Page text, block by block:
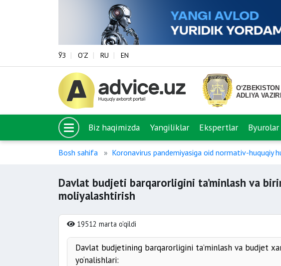
ЎЗ O‘Z RU EN
Biz haqimizda Yangiliklar Ekspertlar Byurolar
Bosh sahifa Koronavirus pandemiyasiga oid normativ-huquqiy
Davlat budjeti barqarorligini ta’minlash va
moliyalashtirish
19512 marta o'qildi
Davlat budjetining barqarorligini ta’minlash va budjet
yo‘nalishlari: